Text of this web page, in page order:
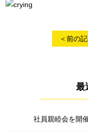
＜前の
最
社員親睦会を開